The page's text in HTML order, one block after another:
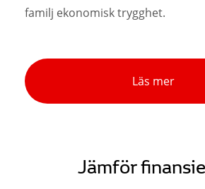
familj ekonomisk trygghet.
Läs mer
Jämför